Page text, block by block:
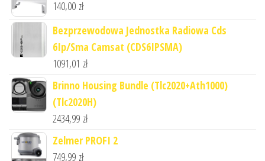
140,00 zł
Bezprzewodowa Jednostka Radiowa Cds
6Ip/Sma Camsat (CDS6IPSMA)
1091,01 zł
Brinno Housing Bundle (Tlc2020+Ath1000)
(Tlc2020H)
2434,99 zł
Zelmer PROFI 2
749,99 zł